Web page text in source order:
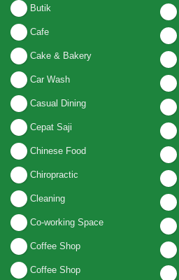
Butik
Cafe
Cake & Bakery
Car Wash
Casual Dining
Cepat Saji
Chinese Food
Chiropractic
Cleaning
Co-working Space
Coffee Shop
Coffee Shop